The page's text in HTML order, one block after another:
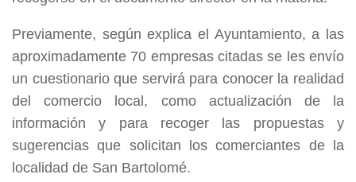
Previamente, según explica el Ayuntamiento, a las
aproximadamente 70 empresas citadas se les envío
un cuestionario que servirá para conocer la realidad
del comercio local, como actualización de la
información y para recoger las propuestas y
sugerencias que solicitan los comerciantes de la
localidad de San Bartolomé.